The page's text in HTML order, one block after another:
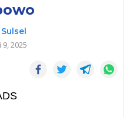
9, 2025